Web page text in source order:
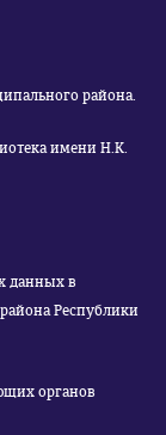
района.
имени Н.К.
данных в
Республики
органов